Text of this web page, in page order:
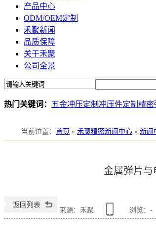
产品中心
ODM/OEM定制
禾聚新闻
品质保障
关于禾聚
公司全景
热门关键词： 五金冲压定制 冲压件定制 精密
当前位置 ： 首页 » 禾聚精密新闻中心 » 新闻
金属弹片与
来源：禾聚 浏览： -